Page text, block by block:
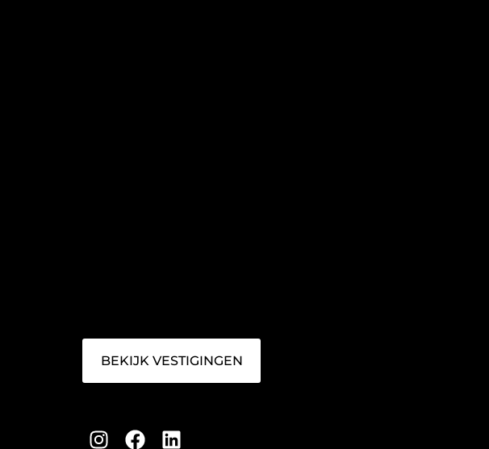
BEKIJK VESTIGINGEN